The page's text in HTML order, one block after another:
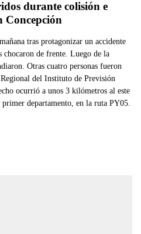
durante colisión e
Concepción
tras protagonizar un accidente
chocaron de frente. Luego de la
Otras cuatro personas fueron
del Instituto de Previsión
ocurrió a unos 3 kilómetros al este
departamento, en la ruta PY05.